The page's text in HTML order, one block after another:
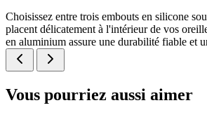
Choisissez entre trois embouts en silicone
placent délicatement à l'intérieur de vos
en aluminium assure une durabilité fiable et
Vous pourriez aussi aimer